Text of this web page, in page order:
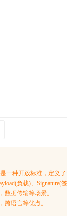
是一种开放标准，定
负载)、Signature(
数据传输等场景。
跨语言等优点。